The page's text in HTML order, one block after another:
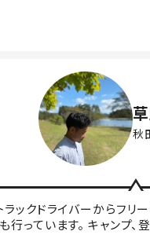
秋
ックドライバーからフリ
っています。 キャンプ、